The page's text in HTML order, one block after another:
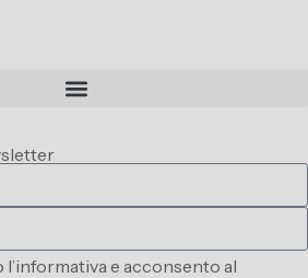
e acconsento al